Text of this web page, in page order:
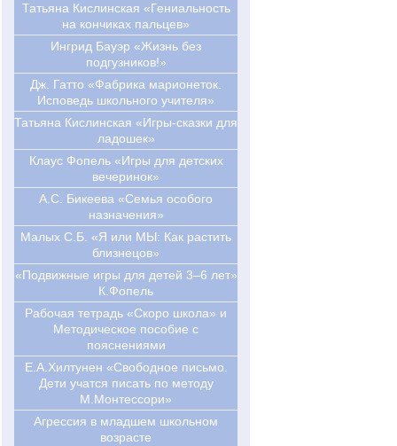
Татьяна Кислинская «Гениальность
на кончиках пальцев»
Ингрид Бауэр «Жизнь без
подгузников!»
Дж. Гатто «Фабрика марионеток.
Исповедь школьного учителя»
Татьяна Кислинская «Игры-сказки для
ладошек»
Клаус Фопель «Игры для детских
вечеринок»
А.С. Бикеева «Семья особого
назначения»
Малых С.Б. «Я или МЫ: Как растить
близнецов»
«Подвижные игры для детей 3–6 лет»
К.Фопель
Рабочая тетрадь «Скоро школа» и
Методическое пособие с
пояснениями
Е.А.Хилтунен «Свободное письмо.
Дети учатся писать по методу
М.Монтессори»
Агрессия в младшем школьном
возрасте